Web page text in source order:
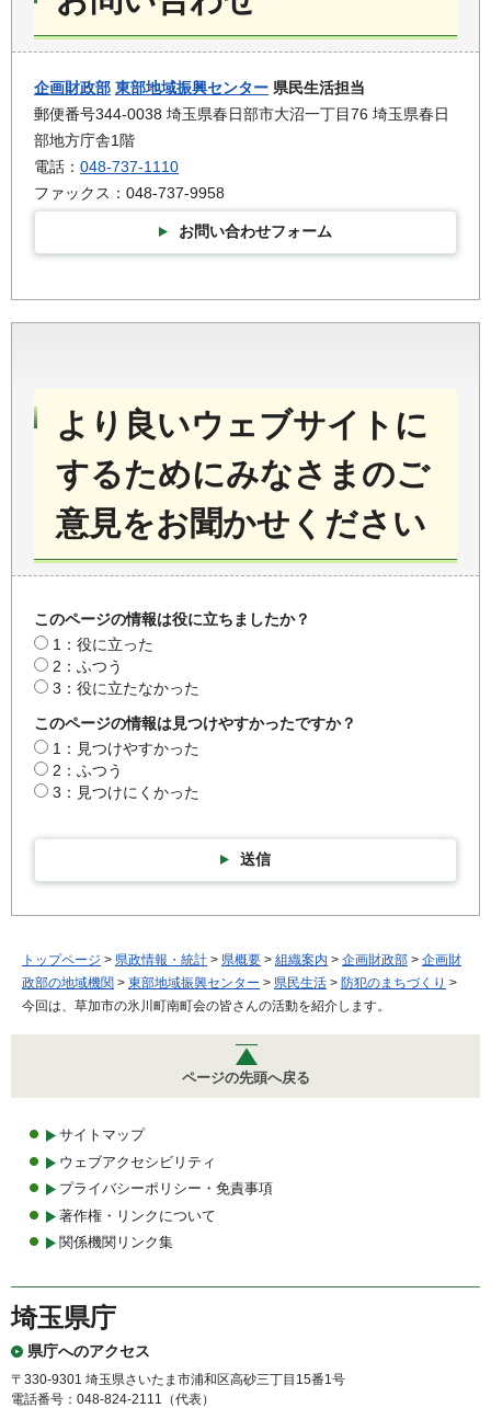
企画財政部 東部地域振興センター 県民生活担当
郵便番号344-0038 埼玉県春日部市大沼一丁目76 埼玉県春日
部地方庁舎1階
電話： 048-737-1110
ファックス：048-737-9958
お問い合わせフォーム
より良いウェブサイトに
するためにみなさまのご
意見をお聞かせください
このページの情報は役に立ちましたか？
1：役に立った
2：ふつう
3：役に立たなかった
このページの情報は見つけやすかったですか？
1：見つけやすかった
2：ふつう
3：見つけにくかった
送信
トップページ > 県政情報・統計 > 県概要 > 組織案内 > 企画財政部 > 企画財
政部の地域機関 > 東部地域振興センター > 県民生活 > 防犯のまちづくり >
今回は、草加市の氷川町南町会の皆さんの活動を紹介します。
ページの先頭へ戻る
サイトマップ
ウェブアクセシビリティ
プライバシーポリシー・免責事項
著作権・リンクについて
関係機関リンク集
埼玉県庁
県庁へのアクセス
〒330-9301 埼玉県さいたま市浦和区高砂三丁目15番1号
電話番号：048-824-2111（代表）